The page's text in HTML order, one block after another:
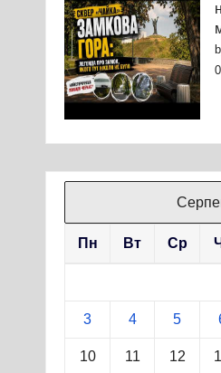
Пн Вт Ср
3 4 5
10 11 12